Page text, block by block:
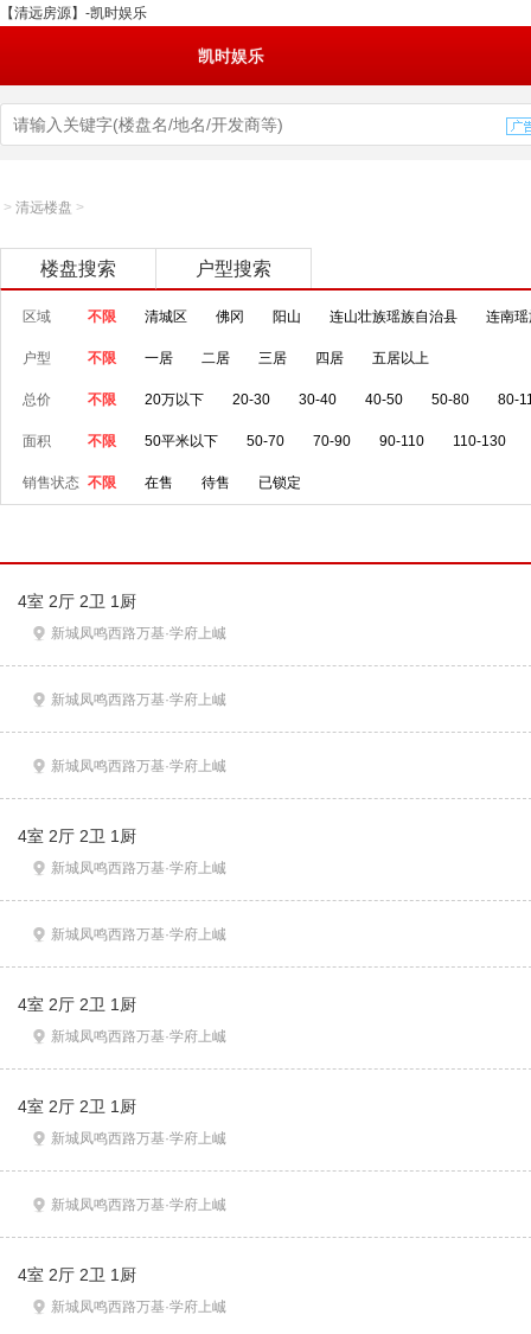
【清远房源】-凯时娱乐
凯时娱乐
> 清远楼盘 >
楼盘搜索 户型搜索
区域 不限 清城区 佛冈 阳山 连山壮族瑶族自治县 连南
户型 不限 一居 二居 三居 四居 五居以上
总价 不限 20万以下 20-30 30-40 40-50 50-80 80-
面积 不限 50平米以下 50-70 70-90 90-110 110-130
销售状态 不限 在售 待售 已锁定
4室 2厅 2卫 1厨
新城凤鸣西路万基·学府上峸
新城凤鸣西路万基·学府上峸
新城凤鸣西路万基·学府上峸
4室 2厅 2卫 1厨
新城凤鸣西路万基·学府上峸
新城凤鸣西路万基·学府上峸
4室 2厅 2卫 1厨
新城凤鸣西路万基·学府上峸
4室 2厅 2卫 1厨
新城凤鸣西路万基·学府上峸
新城凤鸣西路万基·学府上峸
4室 2厅 2卫 1厨
新城凤鸣西路万基·学府上峸